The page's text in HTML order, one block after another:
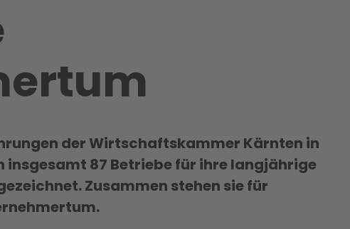
der Wirtschaftskammer Kärnten in
87 Betriebe für ihre langjährige
Zusammen stehen sie für